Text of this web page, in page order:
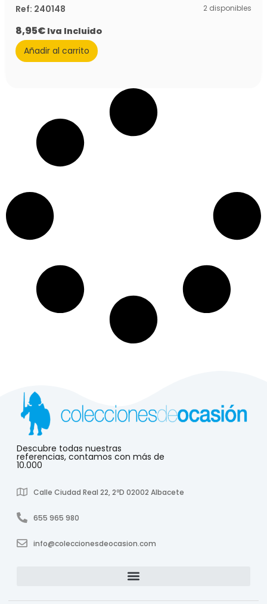
Ref: 240148 2 disponibles
8,95€ Iva Incluido
Añadir al carrito
Descubre todas nuestras
referencias, contamos con más de
10.000
Calle Ciudad Real 22, 2ºD 02002 Albacete
655 965 980
info@coleccionesdeocasion.com